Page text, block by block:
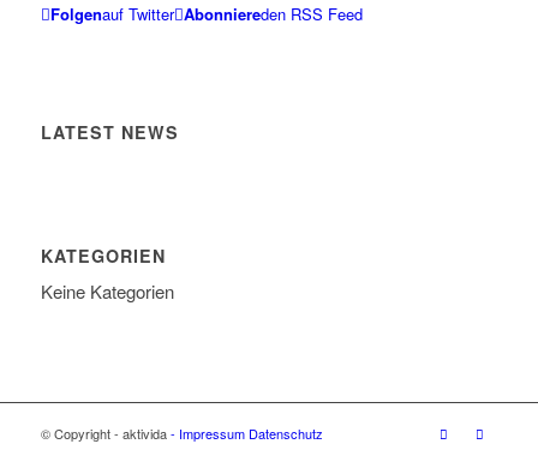
Folgenauf Twitter Abonniereden RSS Feed
LATEST NEWS
KATEGORIEN
Keine Kategorien
© Copyright - aktivida- Impressum Datenschutz